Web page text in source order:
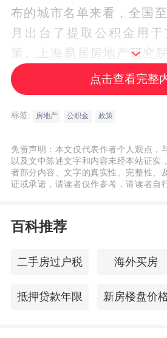
布的城市名单来看，全国
月出台了提取公积金用
策。上海易居房地产研究
为，住房公积金提取用于
政策，直接且有效地减轻
担。从宏观层面看，该政
通过减轻购房者的首付压
升了居民的可支配收入，
场活力。从各地的政策来
但实际上在购置新房、二
进住房消费的全方位活跃。
点击查看完整
标签: 房地产 公积金 政策
免责声明：本文仅代表作者个人观点，
以及文中陈述文字和内容未经本站证实
者部分内容、文字的真实性、完整性、
证或承诺，请读者仅作参考，请读者自
百科推荐
二手房过户税 海外买房
抵押贷款年限 新房楼盘价